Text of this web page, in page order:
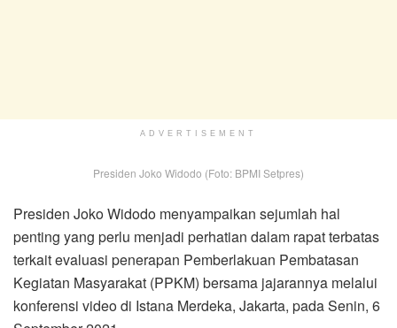
ADVERTISEMENT
Presiden Joko Widodo (Foto: BPMI Setpres)
Presiden Joko Widodo menyampaikan sejumlah hal
penting yang perlu menjadi perhatian dalam rapat terbatas
terkait evaluasi penerapan Pemberlakuan Pembatasan
Kegiatan Masyarakat (PPKM) bersama jajarannya melalui
konferensi video di Istana Merdeka, Jakarta, pada Senin, 6